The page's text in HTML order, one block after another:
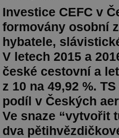
Investice CEFC v
formovány osobní
hybatele,
V letech 2015 a
české cestovní a
z 10 na 49,92 %.
podíl v Českých
Ve snaze “vytvořit
dva